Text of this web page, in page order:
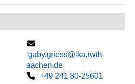
gaby.griess@ika.rwth-
aachen.de
+49 241 80-25601